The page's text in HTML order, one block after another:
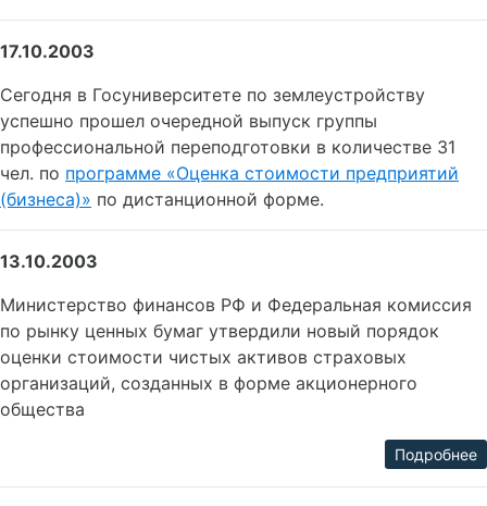
17.10.2003
Сегодня в Госуниверситете по землеустройству
успешно прошел очередной выпуск группы
профессиональной переподготовки в количестве 31
чел. по программе «Оценка стоимости предприятий
(бизнеса)» по дистанционной форме.
13.10.2003
Министерство финансов РФ и Федеральная комиссия
по рынку ценных бумаг утвердили новый порядок
оценки стоимости чистых активов страховых
организаций, созданных в форме акционерного
общества
Подробнее